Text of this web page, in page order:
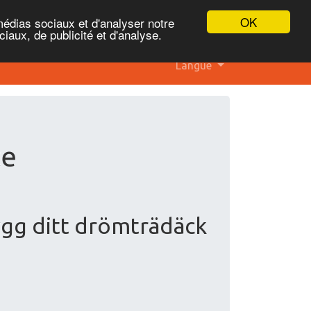
OK
sociaux et d'analyser notre
de publicité et d'analyse.
Langue
ditt drömträdäck